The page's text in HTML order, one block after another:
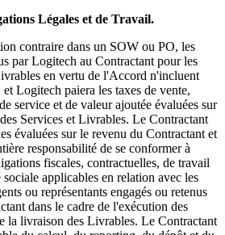
Légales et de Travail.
contraire dans un SOW ou PO, les
par Logitech au Contractant pour les
en vertu de l'Accord n'incluent
et Logitech paiera les taxes de vente,
service et de valeur ajoutée évaluées sur
Services et Livrables. Le Contractant
évaluées sur le revenu du Contractant et
responsabilité de se conformer à
fiscales, contractuelles, de travail
sociale applicables en relation avec les
ou représentants engagés ou retenus
dans le cadre de l'exécution des
la livraison des Livrables. Le Contractant